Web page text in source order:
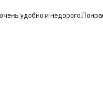
удобно и